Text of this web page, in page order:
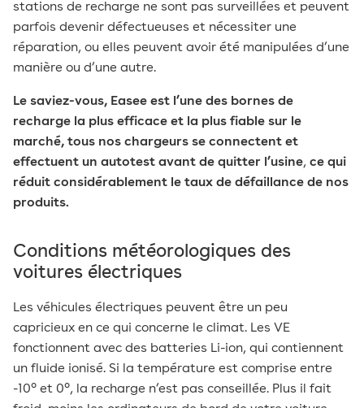
stations de recharge ne sont pas surveillées et peuvent
parfois devenir défectueuses et nécessiter une
réparation, ou elles peuvent avoir été manipulées d’une
manière ou d’une autre.
Le saviez-vous, Easee est l’une des bornes de
recharge la plus efficace et la plus fiable sur le
marché, tous nos chargeurs se connectent et
effectuent un autotest avant de quitter l’usine, ce qui
réduit considérablement le taux de défaillance de nos
produits.
Conditions météorologiques des
voitures électriques
Les véhicules électriques peuvent être un peu
capricieux en ce qui concerne le climat. Les VE
fonctionnent avec des batteries Li-ion, qui contiennent
un fluide ionisé. Si la température est comprise entre
-10° et 0°, la recharge n’est pas conseillée. Plus il fait